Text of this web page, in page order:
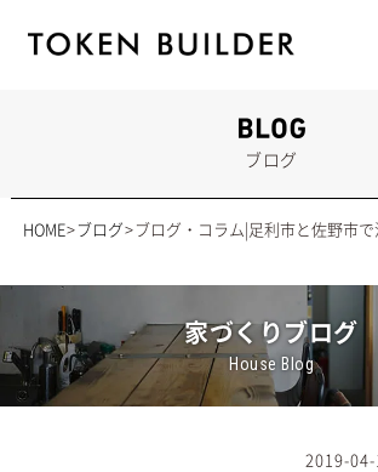
ブログ
HOME ブログ ブログ・コラム|足利市と佐野市
家づくりブログ
House Blog
2019-